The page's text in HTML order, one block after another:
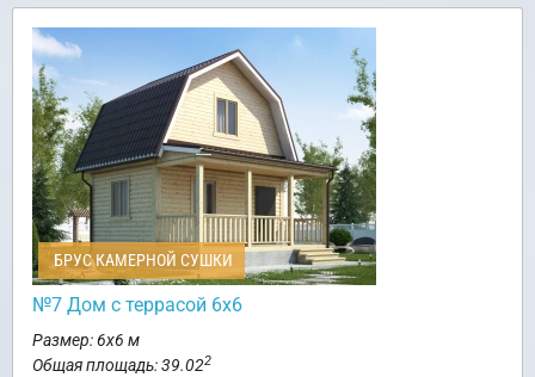
БРУС КАМЕРНОЙ СУШКИ
№7 Дом с террасой 6х6
Размер: 6х6 м
Общая площадь: 39.022